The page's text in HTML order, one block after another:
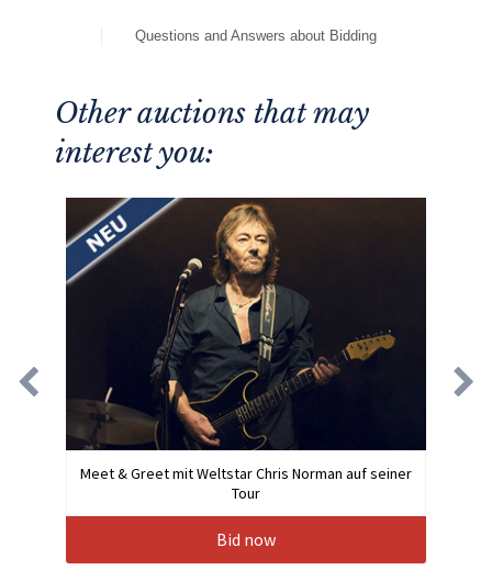
Questions and Answers about Bidding
Other auctions that may
interest you:
Meet & Greet mit Weltstar Chris Norman auf seiner
Tour
Bid now